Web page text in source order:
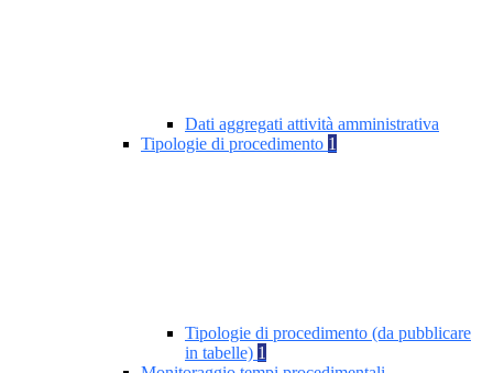
Dati aggregati attività amministrativa
Tipologie di procedimento 1
Tipologie di procedimento (da pubblicare
in tabelle) 1